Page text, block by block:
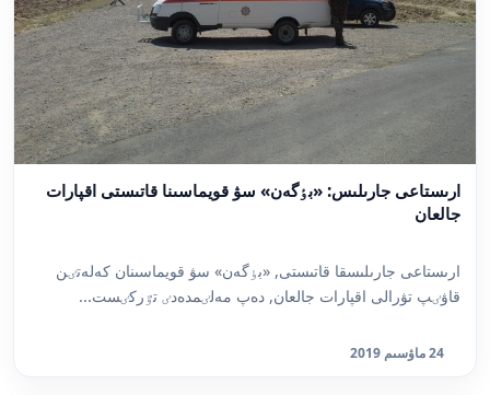
ارىستاعى جارىلىس: «بٶگەن» سۋ قويماسىنا قاتىستى اقپارات
جالعان
ارىستاعى جارىلىسقا قاتىستى, «بٶگەن» سۋ قويماسىنان كەلەتٸن
قاۋٸپ تۋرالى اقپارات جالعان, دەپ مەلٸمدەدٸ تٷركٸست...
24 ماۋسىم 2019